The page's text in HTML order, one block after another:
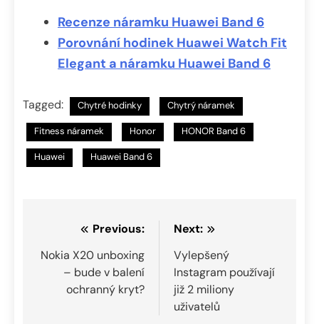
Recenze náramku Huawei Band 6
Porovnání hodinek Huawei Watch Fit
Elegant a náramku Huawei Band 6
Tagged: Chytré hodinky Chytrý náramek
Fitness náramek Honor HONOR Band 6
Huawei Huawei Band 6
Navigace
pro
příspěvek
Previous:
Nokia X20 unboxing
– bude v balení
ochranný kryt?
Next:
Vylepšený
Instagram používají
již 2 miliony
uživatelů